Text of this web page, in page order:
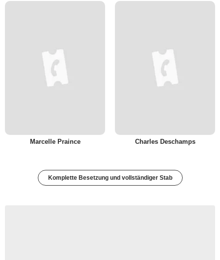
Marcelle Praince Charles Deschamps
Komplette Besetzung und vollständiger Stab